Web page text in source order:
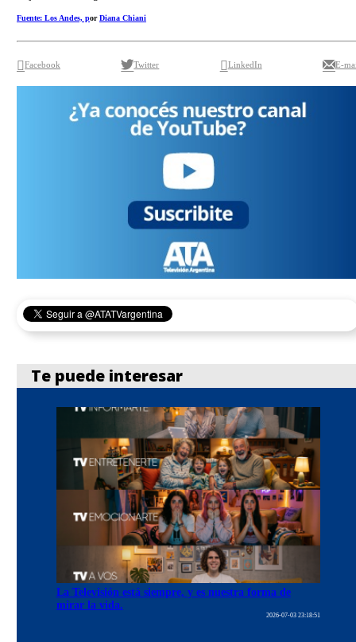
Fuente: Los Andes, por Diana Chiani
Facebook Twitter LinkedIn E-
Te puede interesar
La Televisión está siempre, y es nuestra forma de
mirar la vida.
2026-07-03 23:18:51